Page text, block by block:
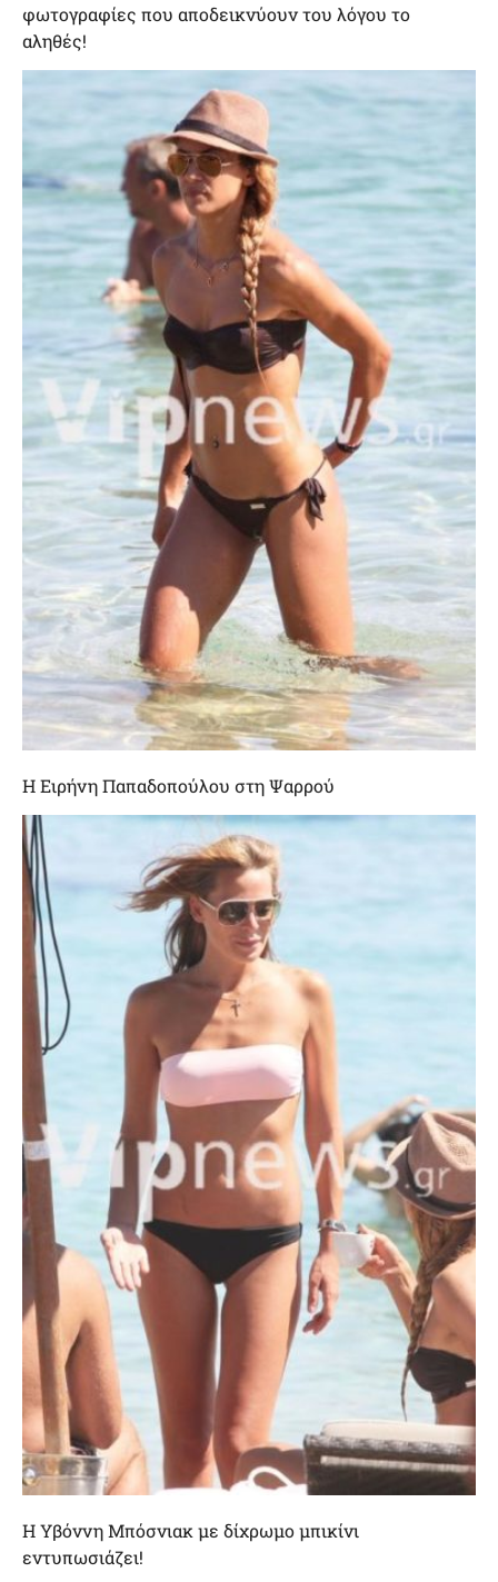
φωτογραφίες που αποδεικνύουν του λόγου το
αληθές!
Η Ειρήνη Παπαδοπούλου στη Ψαρρού
Η Υβόννη Μπόσνιακ με δίχρωμο μπικίνι
εντυπωσιάζει!